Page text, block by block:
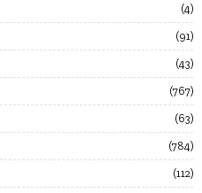
4
91
43
767
63
784
112